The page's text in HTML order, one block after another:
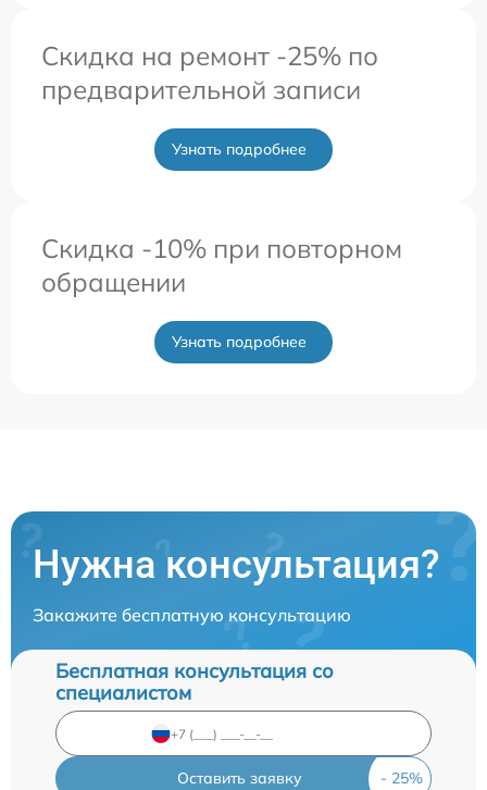
Скидка на ремонт -25% по
предварительной записи
Узнать подробнее
Скидка -10% при повторном
обращении
Узнать подробнее
Нужна консультация?
Закажите бесплатную консультацию
Бесплатная консультация со
специалистом
Оставить заявку